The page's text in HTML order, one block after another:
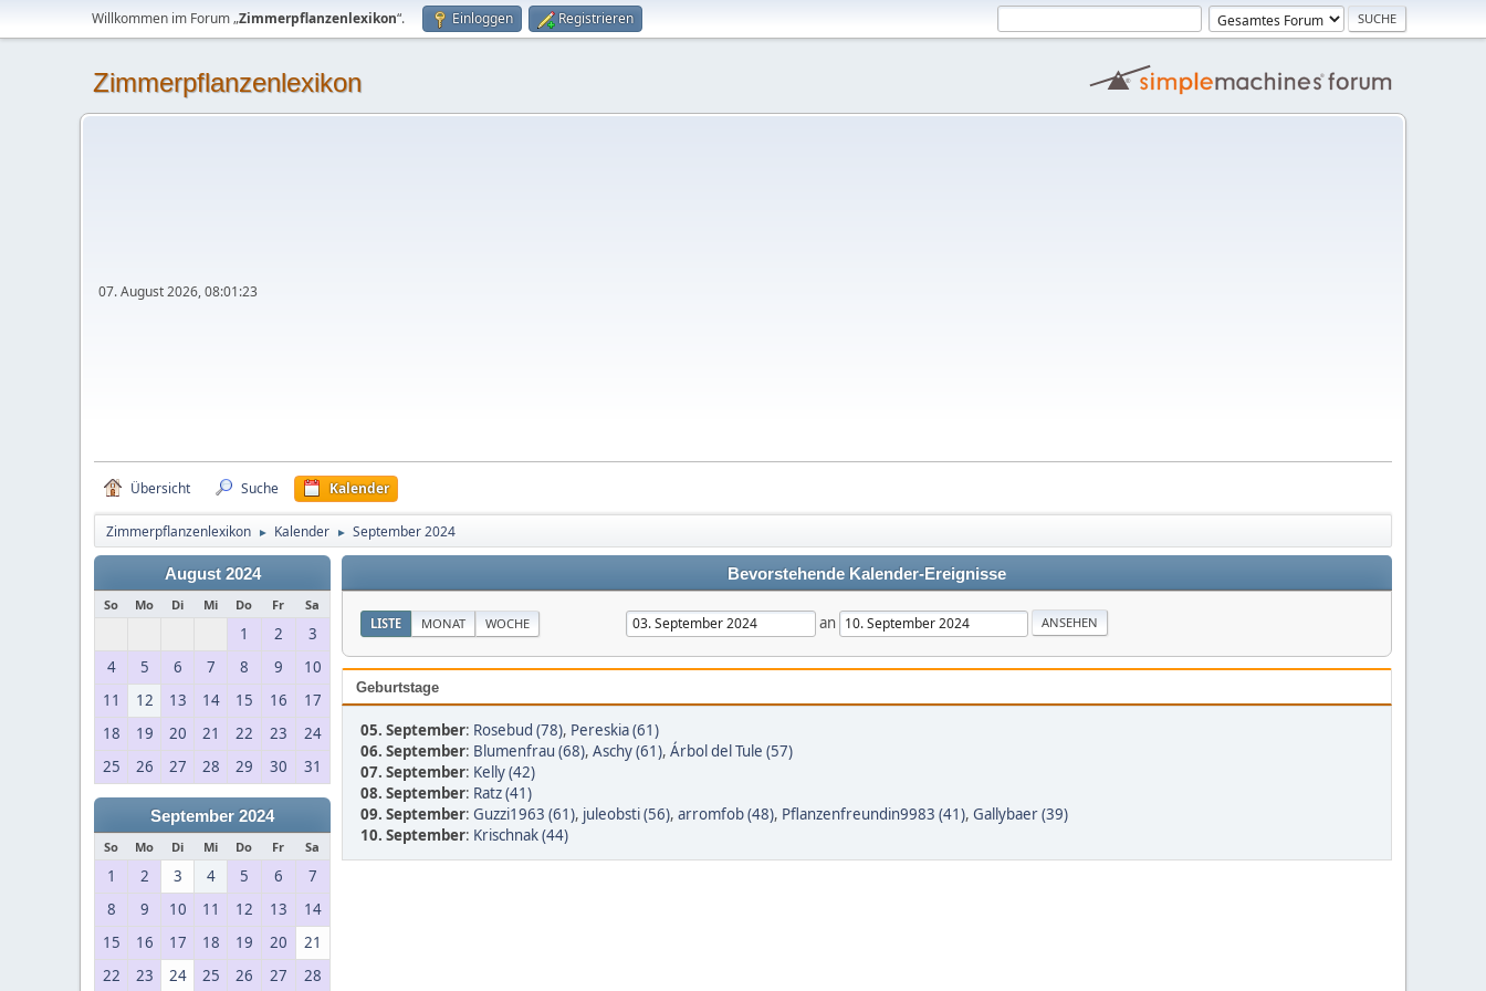
Willkommen im Forum „Zimmerpflanzenlexikon“. Einloggen Registrieren
Zimmerpflanzenlexikon
07. August 2026, 08:01:23
Übersicht Suche Kalender
Zimmerpflanzenlexikon ► Kalender ► September 2024
August 2024
So Mo Di Mi Do Fr Sa
1 2
3
4
5 6 7 8 9
10
11
12 13 14 15 16
17
18
19 20 21 22 23
24
25
26 27 28 29 30 31
September 2024
So Mo Di Mi Do Fr Sa
1 2 3 4 5 6
7
8
9 10 11 12 13
14
15
16 17 18 19 20
21
22
23 24 25 26 27 28
Bevorstehende Kalender-Ereignisse
LISTE MONAT WOCHE an
Geburtstage
05. September: Rosebud (78), Pereskia (61)
06. September: Blumenfrau (68), Aschy (61), Árbol del Tule (57)
07. September: Kelly (42)
08. September: Ratz (41)
09. September: Guzzi1963 (61), juleobsti (56), arromfob (48), Pflanzenfreundin9983 (41), Gallybaer (39)
10. September: Krischnak (44)